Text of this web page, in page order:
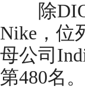
除
Nike，位
母公司
第480名。